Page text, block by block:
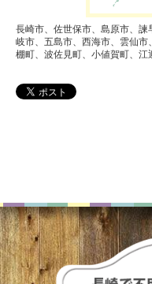
長崎市、佐世保市、島原市、
岐市、五島市、西海市、雲仙
棚町、波佐見町、小値賀町、